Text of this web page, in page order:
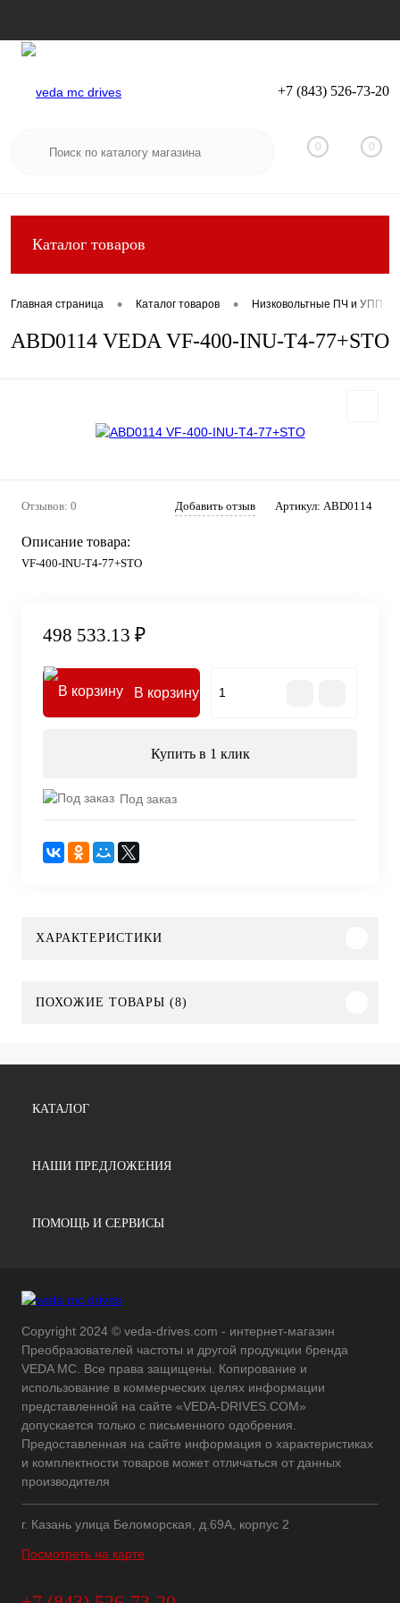
Вход Регистрация
+7 (843) 526-73-20
0 0
Каталог товаров
Главная страница • Каталог товаров • Низковольтные ПЧ и УПП
ABD0114 VEDA VF-400-INU-T4-77+STO
Отзывов: 0 Добавить отзыв Артикул: ABD0114
Описание товара:
VF-400-INU-T4-77+STO
498 533.13 ₽
В корзину
Купить в 1 клик
Под заказ
ХАРАКТЕРИСТИКИ
ПОХОЖИЕ ТОВАРЫ (8)
КАТАЛОГ
НАШИ ПРЕДЛОЖЕНИЯ
ПОМОЩЬ И СЕРВИСЫ
Copyright 2024 © veda-drives.com - интернет-магазин
Преобразователей частоты и другой продукции бренда
VEDA MC. Все права защищены. Копирование и
использование в коммерческих целях информации
представленной на сайте «VEDA-DRIVES.COM»
допускается только с письменного одобрения.
Предоставленная на сайте информация о характеристиках
и комплектности товаров может отличаться от данных
производителя
г. Казань улица Беломорская, д.69А, корпус 2
Посмотреть на карте